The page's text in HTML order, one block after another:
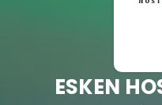
ESKEN